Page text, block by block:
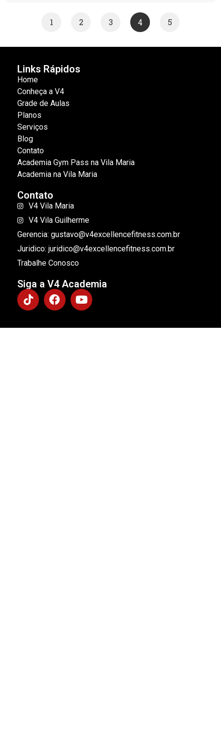
1 2 3 4 5
Links Rápidos
Home
Conheça a V4
Grade de Aulas
Planos
Serviços
Blog
Contato
Academia Gym Pass na Vila Maria
Academia na Vila Maria
Contato
V4 Vila Maria
V4 Vila Guilherme
Gerencia: gustavo@v4excellencefitness.com.br
Juridico: juridico@v4excellencefitness.com.br
Trabalhe Conosco
Siga a V4 Academia